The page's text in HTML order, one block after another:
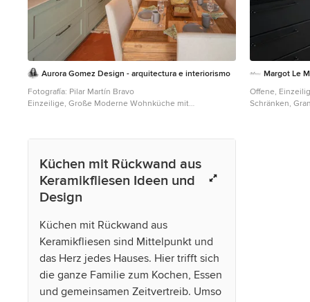
Aurora Gomez Design - arquitectura e interiorismo
Fotografía: Pilar Martín Bravo
Einzeilige, Große Moderne Wohnküche mit
Küchenrückwand in Weiß, Rückwand aus
Terrakottaboden, Kücheninsel, rotem Boden und beiger
Arbeitsplatte in Madrid
Margot Le
Offene,
Schränken,
Küchen mit Rückwand aus
Keramikfliesen Ideen und
Design
Küchen mit Rückwand aus
Keramikfliesen sind Mittelpunkt und
das Herz jedes Hauses. Hier trifft sich
die ganze Familie zum Kochen, Essen
und gemeinsamen Zeitvertreib. Umso